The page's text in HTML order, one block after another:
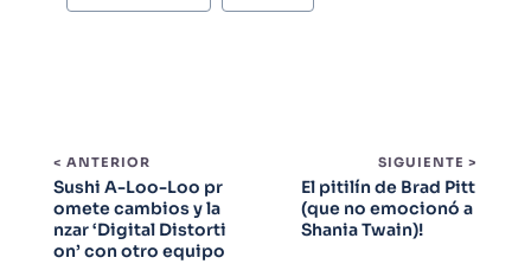
< ANTERIOR
Sushi A-Loo-Loo pr
omete cambios y la
nzar ‘Digital Distorti
on’ con otro equipo
SIGUIENTE >
El pitilín de Brad Pitt
(que no emocionó a
Shania Twain)!